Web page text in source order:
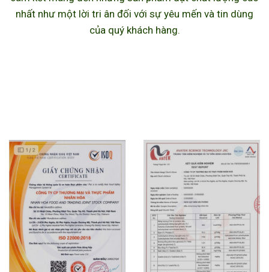
nhất như một lời tri ân đối với sự yêu mến và tin dùng
của quý khách hàng.